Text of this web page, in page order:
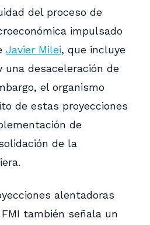
del proceso de
impulsado
Javier Milei, que incluye
una desaceleración de
el organismo
de estas proyecciones
de
de la
alentadoras
también señala un